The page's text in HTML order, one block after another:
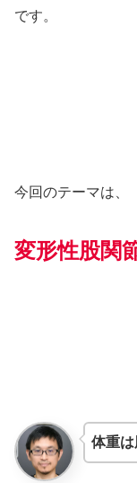
です。
今回のテーマは、
変形性股関
体重は